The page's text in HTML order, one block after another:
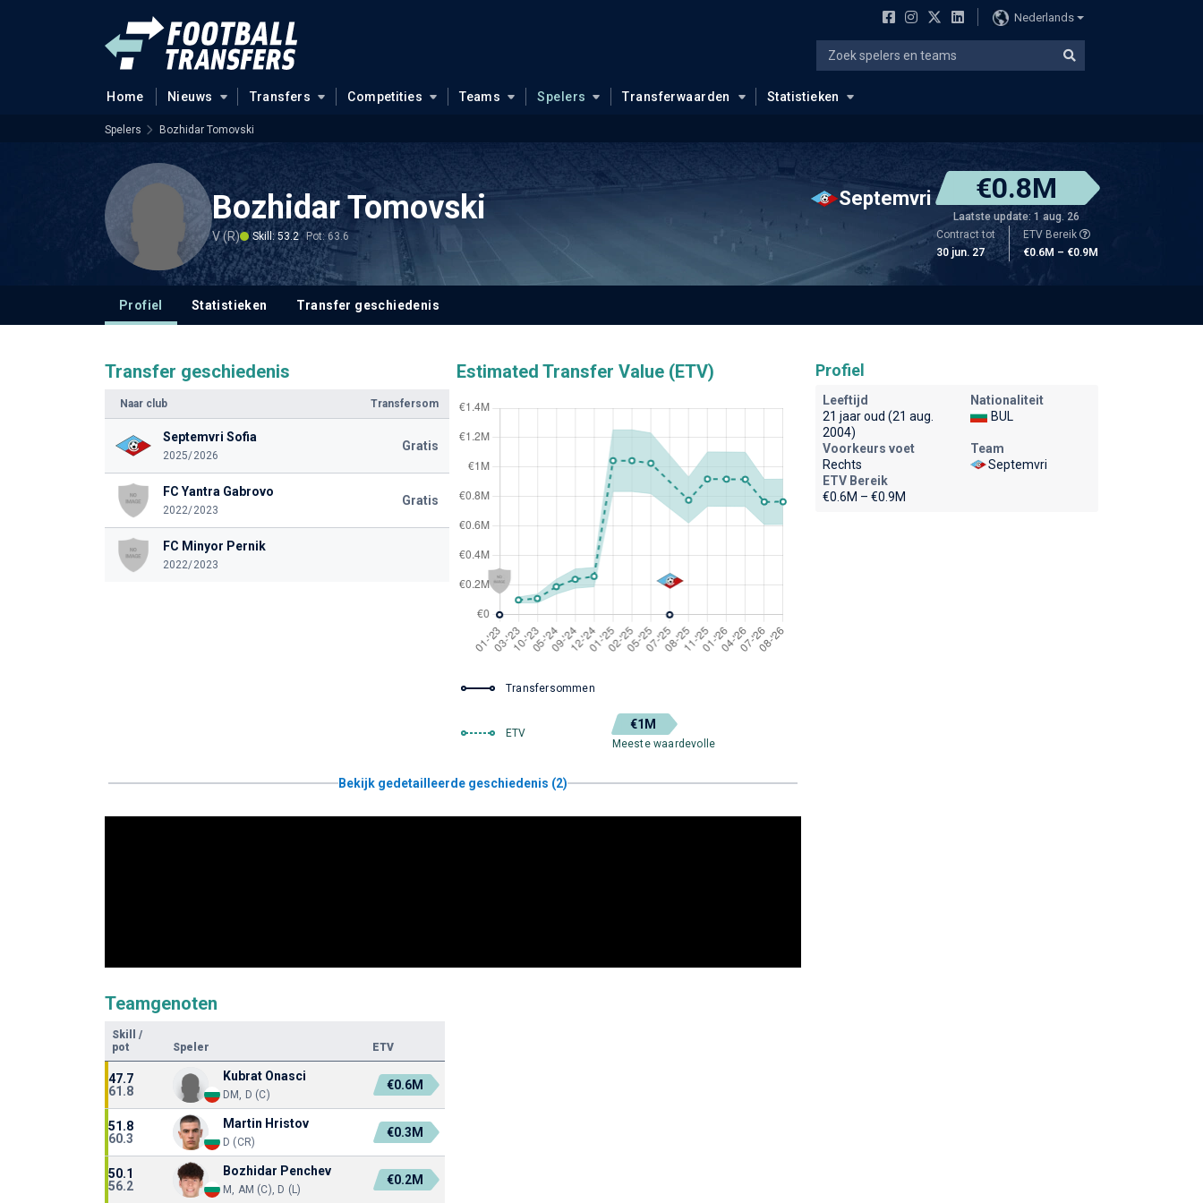
Nederlands
Home Nieuws Transfers Competities Teams Spelers Transferwaarden Statistieken
Spelers Bozhidar Tomovski
Bozhidar Tomovski
V (R) Skill: 53.2 Pot: 63.6
Septemvri €0.8M
Laatste update: 1 aug. 26
Contract tot
30 jun. 27
ETV Bereik
€0.6M – €0.9M
Profiel Statistieken Transfer geschiedenis
Transfer geschiedenis
Naar club Transfersom
Septemvri Sofia
2025/2026
Gratis
FC Yantra Gabrovo
2022/2023
Gratis
FC Minyor Pernik
2022/2023
Estimated Transfer Value (ETV)
Transfersommen
ETV
€1M
Meeste waardevolle
Bekijk gedetailleerde geschiedenis (2)
Teamgenoten
Skill
/
pot
Speler ETV
47.7
61.8
Kubrat Onasci
DM, D (C)
€0.6M
51.8
60.3
Martin Hristov
D (CR)
€0.3M
50.1
56.2
Bozhidar Penchev
M, AM (C), D (L)
€0.2M
Profiel
Leeftijd
21 jaar oud (21 aug.
2004)
Nationaliteit
BUL
Voorkeurs voet
Rechts
Team
Septemvri
ETV Bereik
€0.6M – €0.9M